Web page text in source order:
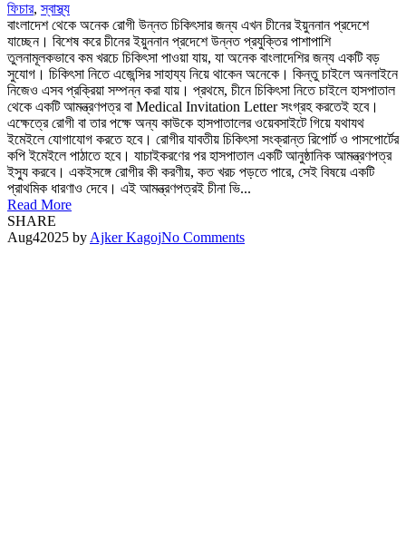
ফিচার,স্বাস্থ্য
বাংলাদেশ থেকে অনেক রোগী উন্নত চিকিৎসার জন্য এখন চীনের ইয়ুননান প্রদেশে
যাচ্ছেন। বিশেষ করে চীনের ইয়ুননান প্রদেশে উন্নত প্রযুক্তির পাশাপাশি
তুলনামূলকভাবে কম খরচে চিকিৎসা পাওয়া যায়, যা অনেক বাংলাদেশির জন্য একটি বড়
সুযোগ। চিকিৎসা নিতে এজেন্সির সাহায্য নিয়ে থাকেন অনেকে। কিন্তু চাইলে অনলাইনে
নিজেও এসব প্রক্রিয়া সম্পন্ন করা যায়। প্রথমে, চীনে চিকিৎসা নিতে চাইলে হাসপাতাল
থেকে একটি আমন্ত্রণপত্র বা Medical Invitation Letter সংগ্রহ করতেই হবে।
এক্ষেত্রে রোগী বা তার পক্ষে অন্য কাউকে হাসপাতালের ওয়েবসাইটে গিয়ে যথাযথ
ইমেইলে যোগাযোগ করতে হবে। রোগীর যাবতীয় চিকিৎসা সংক্রান্ত রিপোর্ট ও পাসপোর্টের
কপি ইমেইলে পাঠাতে হবে। যাচাইকরণের পর হাসপাতাল একটি আনুষ্ঠানিক আমন্ত্রণপত্র
ইস্যু করবে। একইসঙ্গে রোগীর কী করণীয়, কত খরচ পড়তে পারে, সেই বিষয়ে একটি
প্রাথমিক ধারণাও দেবে। এই আমন্ত্রণপত্রই চীনা ভি...
Read More
SHARE
Aug42025 by Ajker KagojNo Comments